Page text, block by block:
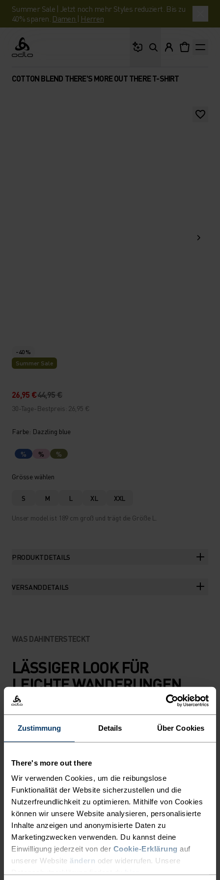
Zustimmung Details Über Cookies
There's more out there
Wir verwenden Cookies, um die reibungslose
Funktionalität der Website sicherzustellen und die
Nutzerfreundlichkeit zu optimieren. Mithilfe von Cookies
können wir unsere Website analysieren, personalisierte
Inhalte anzeigen und anonymisierte Daten zu
Marketingzwecken verwenden. Du kannst deine
Einwilligung jederzeit von der Cookie-Erklärung auf
unserer Website ändern oder widerrufen. Unsere
Summer Sale | Jetzt noch mehr Styles reduziert. Bis zu
40% sparen. Damen | Herren
Odlo
COTTON BLEND THERE'S MORE OUT THERE T-SHIRT
-40 %
Summer Sale
26,95 €44,95 €
30-Tage-Bestpreis: 26,95 €
Farbe: Dazzling blue
% % %
Grösse wählen
S M L XL XXL
Unser model ist 189 cm groß und trägt die Größe L.
PRODUKTDETAILS
VERSANDDETAILS
WAS DAHINTERSTECKT
LÄSSIGER LOOK FÜR
LEICHTE WANDERUNGEN
UND TAGE IN DER NATUR.
Dieses T‑Shirt ist dein bequemer Begleiter, wenn
du es draussen entspannt angehen lässt. Es
besteht zur einen Hälfte aus Baumwolle, zur
beider Fasern in einem pflegeleichten,
atmungsaktiven Mischgewebe – ideal für den
Alltag und Outdoor-Ausflüge. Der „There’s More
Out There“-Print an Vorder- und Rückseite
komplettiert das Design und erinnert daran, dass
das Abenteuer überall wartet. Kühlender
Komfort für alle, die gern unbeschwert auf
Entdeckungsreise gehen.